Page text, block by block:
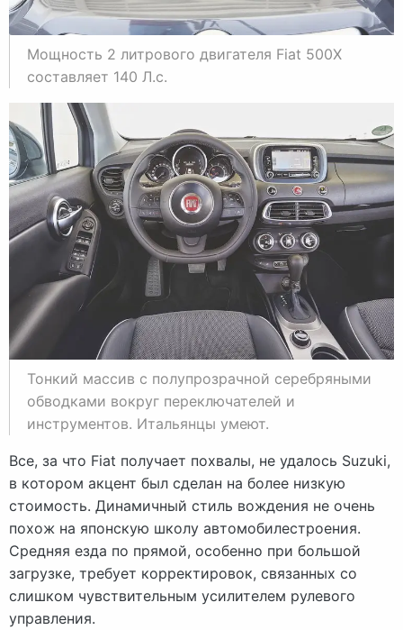
Мощность 2 литрового двигателя Fiat 500X
составляет 140 Л.с.
Тонкий массив с полупрозрачной серебряными
обводками вокруг переключателей и
инструментов. Итальянцы умеют.
Все, за что Fiat получает похвалы, не удалось Suzuki,
в котором акцент был сделан на более низкую
стоимость. Динамичный стиль вождения не очень
похож на японскую школу автомобилестроения.
Средняя езда по прямой, особенно при большой
загрузке, требует корректировок, связанных со
слишком чувствительным усилителем рулевого
управления.